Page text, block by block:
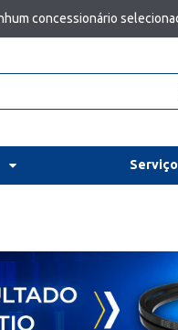
concessionário